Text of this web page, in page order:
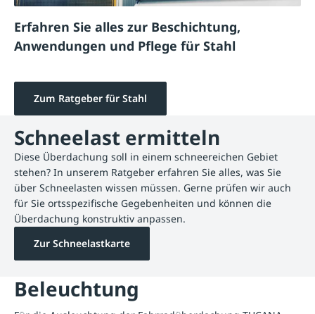
Erfahren Sie alles zur Beschichtung,
Anwendungen und Pflege für Stahl
Zum Ratgeber für Stahl
Schneelast ermitteln
Diese Überdachung soll in einem schneereichen Gebiet
stehen? In unserem Ratgeber erfahren Sie alles, was Sie
über Schneelasten wissen müssen. Gerne prüfen wir auch
für Sie ortsspezifische Gegebenheiten und können die
Überdachung konstruktiv anpassen.
Zur Schneelastkarte
Beleuchtung